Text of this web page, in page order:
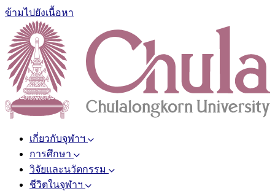
ข้ามไปยังเนื้อหา
เกี่ยวกับจุฬาฯ
การศึกษา
วิจัยและนวัตกรรม
ชีวิตในจุฬาฯ